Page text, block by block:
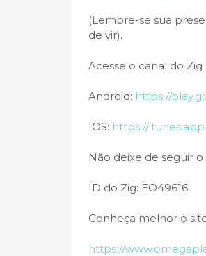
(Lembre-se sua
de vir).
Acesse o canal do
Android: https://
IOS: https://
Não deixe de seguir
ID do Zig: EO49616.
Conheça melhor o
https://